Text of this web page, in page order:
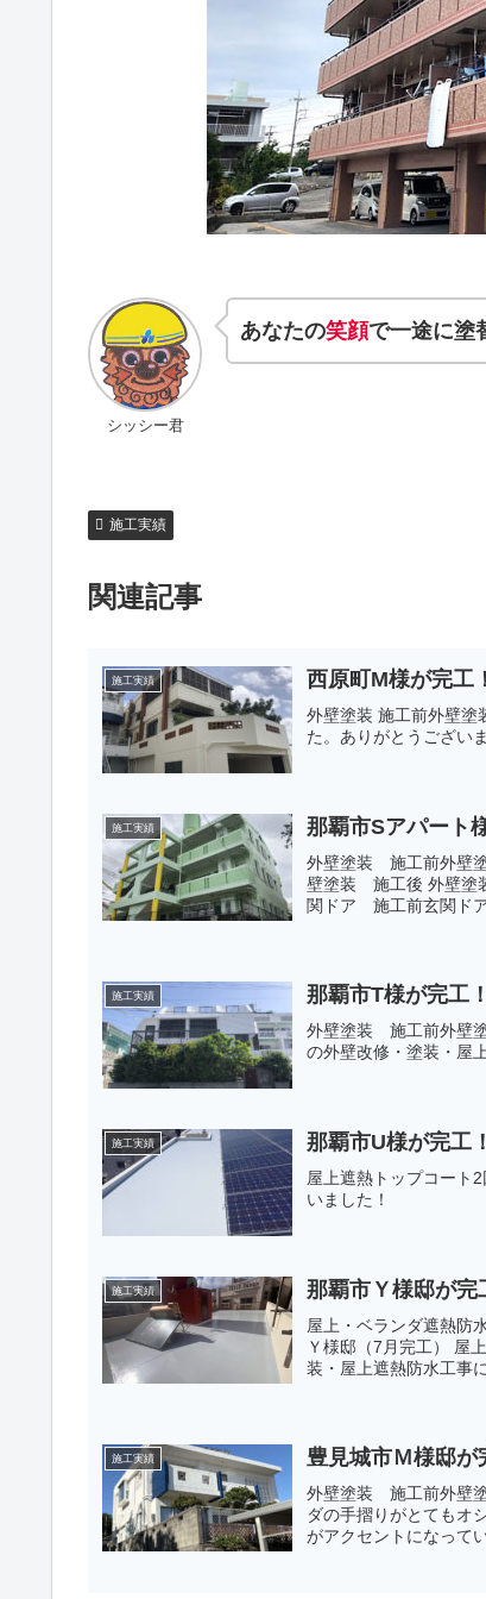
シッシー君
あなたの笑顔で一途に塗
施工実績
関連記事
施工実績 西原町M様が完工
外壁塗装 施工前外壁塗
た。ありがとうござい
施工実績 那覇市Sアパート
外壁塗装 施工前外壁
壁塗装 施工後 外壁
関ドア 施工前玄関ド
施工実績 那覇市T様が完工
外壁塗装 施工前外壁
の外壁改修・塗装・屋
施工実績 那覇市U様が完工
屋上遮熱トップコート
いました！
施工実績 那覇市Ｙ様邸が完
屋上・ベランダ遮熱
Ｙ様邸（7月完工） 屋
装・屋上遮熱防水工事
施工実績 豊見城市Ｍ様邸が
外壁塗装 施工前外壁
ダの手摺りがとてもオ
がアクセントになって